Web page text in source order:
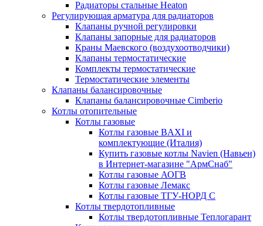
Радиаторы стальные Heaton
Регулирующая арматура для радиаторов
Клапаны ручной регулировки
Клапаны запорные для радиаторов
Краны Маевского (воздухоотводчики)
Клапаны термостатические
Комплекты термостатические
Термостатические элементы
Клапаны балансировочные
Клапаны балансировочные Cimberio
Котлы отопительные
Котлы газовые
Котлы газовые BAXI и
комплектующие (Италия)
Купить газовые котлы Navien (Навьен)
в Интернет-магазине "АрмСнаб"
Котлы газовые АОГВ
Котлы газовые Лемакс
Котлы газовые ТГУ-НОРД С
Котлы твердотопливные
Котлы твердотопливные Теплогарант